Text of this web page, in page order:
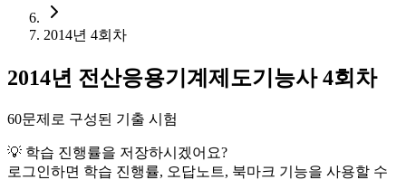
2014년 4회차
2014년 전산응용기계제도기능사 4회차
60문제로 구성된 기출 시험
💡 학습 진행률을 저장하시겠어요?
로그인하면 학습 진행률, 오답노트, 북마크 기능을 사용할 수